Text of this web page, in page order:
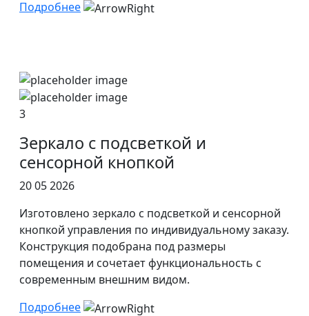
Подробнее
3
Зеркало с подсветкой и
сенсорной кнопкой
20 05 2026
Изготовлено зеркало с подсветкой и сенсорной
кнопкой управления по индивидуальному заказу.
Конструкция подобрана под размеры
помещения и сочетает функциональность с
современным внешним видом.
Подробнее